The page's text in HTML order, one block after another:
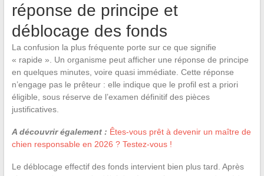
réponse de principe et
déblocage des fonds
La confusion la plus fréquente porte sur ce que signifie
« rapide ». Un organisme peut afficher une réponse de principe
en quelques minutes, voire quasi immédiate. Cette réponse
n’engage pas le prêteur : elle indique que le profil est a priori
éligible, sous réserve de l’examen définitif des pièces
justificatives.
A découvrir également : Êtes-vous prêt à devenir un maître de
chien responsable en 2026 ? Testez-vous !
Le déblocage effectif des fonds intervient bien plus tard. Après